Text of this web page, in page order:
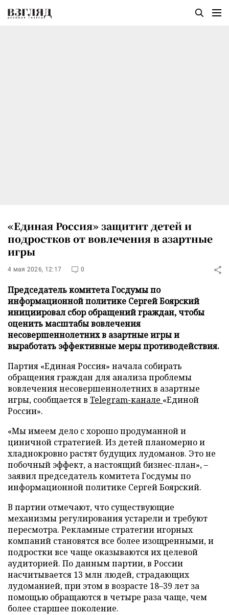
«Единая Россия» защитит детей и
подростков от вовлечения в азартные
игры
4 мая 2026, 12:17 0
Председатель комитета Госдумы по
информационной политике Сергей Боярский
инициировал сбор обращений граждан, чтобы
оценить масштабы вовлечения
несовершеннолетних в азартные игры и
выработать эффективные меры противодействия.
Партия «Единая Россия» начала собирать
обращения граждан для анализа проблемы
вовлечения несовершеннолетних в азартные
игры, сообщается в Telegram-канале «Единой
России».
«Мы имеем дело с хорошо продуманной и
циничной стратегией. Из детей планомерно и
хладнокровно растят будущих лудоманов. Это не
побочный эффект, а настоящий бизнес-план», –
заявил председатель комитета Госдумы по
информационной политике Сергей Боярский.
В партии отмечают, что существующие
механизмы регулирования устарели и требуют
пересмотра. Рекламные стратегии игорных
компаний становятся все более изощренными, и
подростки все чаще оказываются их целевой
аудиторией. По данным партии, в России
насчитывается 13 млн людей, страдающих
лудоманией, при этом в возрасте 18–39 лет за
помощью обращаются в четыре раза чаще, чем
более старшее поколение.